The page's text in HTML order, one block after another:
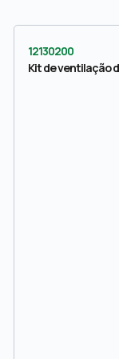
12130200
Kit de ventilação